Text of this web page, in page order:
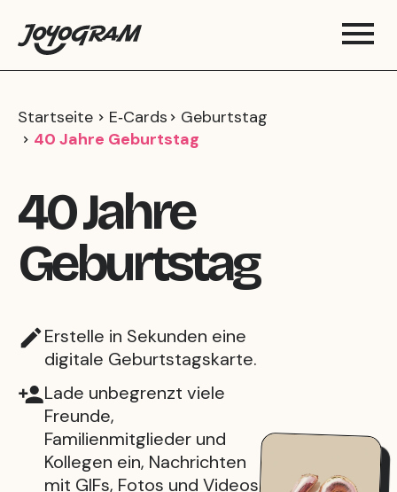
Startseite E‑Cards
Geburtstag
40 Jahre Geburtstag
40 Jahre
Geburtstag
Erstelle in Sekunden eine
digitale Geburtstagskarte.
Lade unbegrenzt viele
Freunde,
Familienmitglieder und
Kollegen ein, Nachrichten
mit GIFs, Fotos und Videos